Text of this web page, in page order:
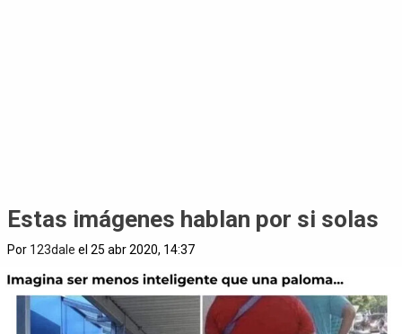
Estas imágenes hablan por si solas
Por 123dale el 25 abr 2020, 14:37